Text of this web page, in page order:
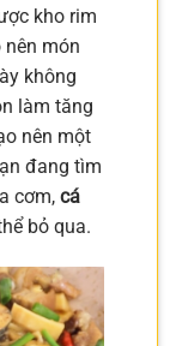
kho rim
món
không
làm tăng
nên một
đang tìm
cơm, cá
bỏ qua.